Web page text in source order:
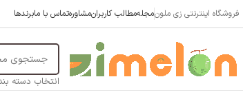
فروشگاه اینترنتی زی ملونمجلهمطالب کاربرانمشاورهتماس با مابرندها
انتخاب دسته